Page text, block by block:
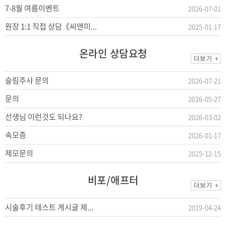
7-8월 여름이벤트 2026-07-01
원장 1:1 직접 상담《씨앤미... 2025-01-17
온라인 상담요청
슬림주사 문의 2026-07-21
문의 2026-05-27
선생님 이런것도 되나요? 2026-03-02
속모증 2026-01-17
제모문의 2025-12-15
비포/애프터
시술후기 테스트 게시글 제... 2019-04-24